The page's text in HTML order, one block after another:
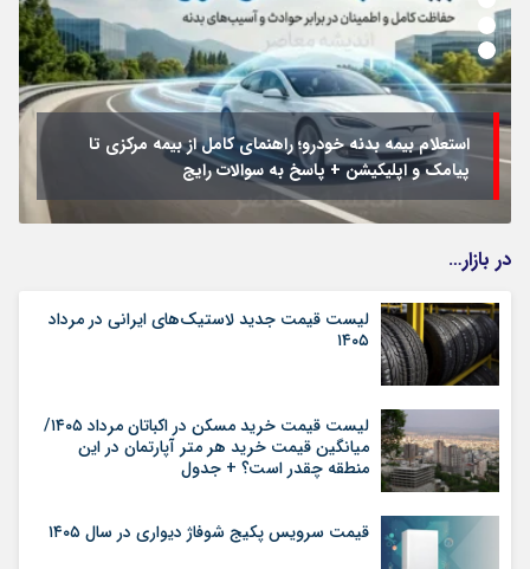
استعلام بیمه بدنه خودرو؛ راهنمای کامل از بیمه مرکزی تا
پیامک و اپلیکیشن + پاسخ به سوالات رایج
در بازار…
لیست قیمت جدید لاستیک‌های ایرانی در مرداد
۱۴۰۵
لیست قیمت خرید مسکن در اکباتان مرداد ۱۴۰۵/
میانگین قیمت خرید هر متر آپارتمان در این
منطقه چقدر است؟ + جدول
قیمت سرویس پکیج شوفاژ دیواری در سال ۱۴۰۵